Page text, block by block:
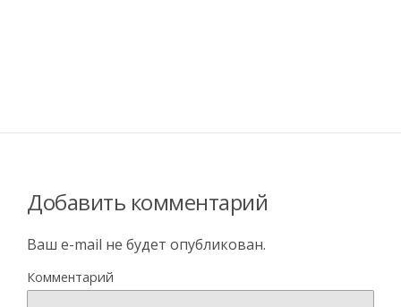
Добавить комментарий
Ваш e-mail не будет опубликован.
Комментарий